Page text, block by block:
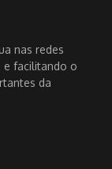
nas redes
e facilitando o
da